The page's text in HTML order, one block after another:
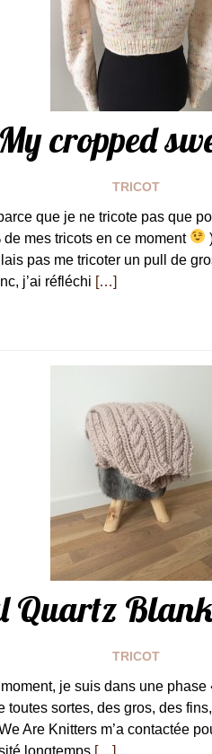
My cropped
TRICOT
que je ne tricote pas que
mes tricots en ce moment
pas me tricoter un pull de
j’ai réfléchi […]
Quartz
TRICOT
je suis dans une
toutes sortes, des gros, des
Are Knitters m’a contactée